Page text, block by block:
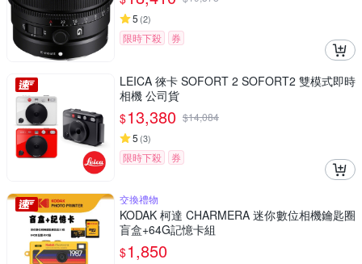
5 (2)
限時下殺 券
LEICA 徠卡 SOFORT 2 SOFORT2 雙模式即時
相機 公司貨
$13,380 $14,084
5 (3)
限時下殺 券
交換禮物
KODAK 柯達 CHARMERA 迷你數位相機鑰匙圈
盲盒+64G記憶卡組
$1,850